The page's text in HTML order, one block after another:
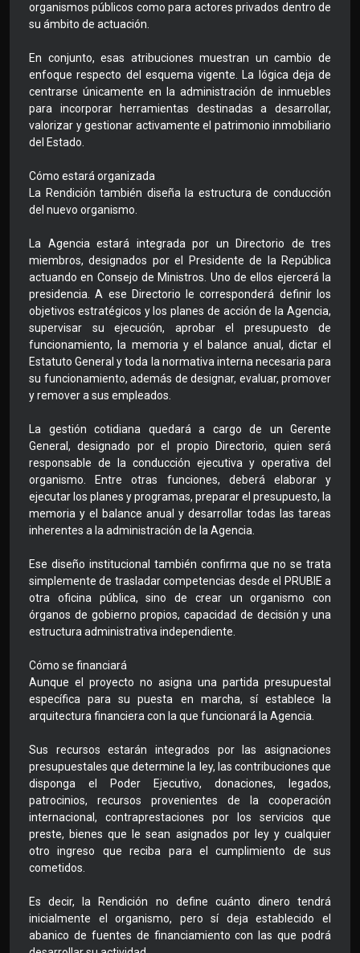
organismos públicos como para actores privados dentro de
su ámbito de actuación.
En conjunto, esas atribuciones muestran un cambio de
enfoque respecto del esquema vigente. La lógica deja de
centrarse únicamente en la administración de inmuebles
para incorporar herramientas destinadas a desarrollar,
valorizar y gestionar activamente el patrimonio inmobiliario
del Estado.
Cómo estará organizada
La Rendición también diseña la estructura de conducción
del nuevo organismo.
La Agencia estará integrada por un Directorio de tres
miembros, designados por el Presidente de la República
actuando en Consejo de Ministros. Uno de ellos ejercerá la
presidencia. A ese Directorio le corresponderá definir los
objetivos estratégicos y los planes de acción de la Agencia,
supervisar su ejecución, aprobar el presupuesto de
funcionamiento, la memoria y el balance anual, dictar el
Estatuto General y toda la normativa interna necesaria para
su funcionamiento, además de designar, evaluar, promover
y remover a sus empleados.
La gestión cotidiana quedará a cargo de un Gerente
General, designado por el propio Directorio, quien será
responsable de la conducción ejecutiva y operativa del
organismo. Entre otras funciones, deberá elaborar y
ejecutar los planes y programas, preparar el presupuesto, la
memoria y el balance anual y desarrollar todas las tareas
inherentes a la administración de la Agencia.
Ese diseño institucional también confirma que no se trata
simplemente de trasladar competencias desde el PRUBIE a
otra oficina pública, sino de crear un organismo con
órganos de gobierno propios, capacidad de decisión y una
estructura administrativa independiente.
Cómo se financiará
Aunque el proyecto no asigna una partida presupuestal
específica para su puesta en marcha, sí establece la
arquitectura financiera con la que funcionará la Agencia.
Sus recursos estarán integrados por las asignaciones
presupuestales que determine la ley, las contribuciones que
disponga el Poder Ejecutivo, donaciones, legados,
patrocinios, recursos provenientes de la cooperación
internacional, contraprestaciones por los servicios que
preste, bienes que le sean asignados por ley y cualquier
otro ingreso que reciba para el cumplimiento de sus
cometidos.
Es decir, la Rendición no define cuánto dinero tendrá
inicialmente el organismo, pero sí deja establecido el
abanico de fuentes de financiamiento con las que podrá